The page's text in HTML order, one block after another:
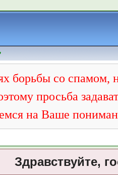
борьбы со спамом,
просьба
на Ваше
Здравствуйте,